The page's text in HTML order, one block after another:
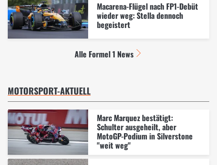
Macarena-Flügel nach FP1-Debüt
wieder weg: Stella dennoch
begeistert
Alle Formel 1 News
MOTORSPORT-AKTUELL
Marc Marquez bestätigt:
Schulter ausgeheilt, aber
MotoGP-Podium in Silverstone
"weit weg"